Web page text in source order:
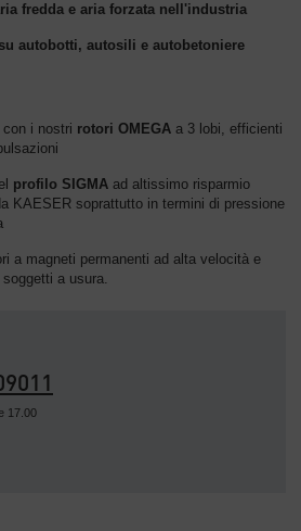
fredda e aria forzata nell'industria
autobotti, autosili e autobetoniere
con i nostri rotori OMEGA a 3 lobi, efficienti
profilo SIGMA ad altissimo risparmio
KAESER soprattutto in termini di pressione
a magneti permanenti ad alta velocità e
a usura.
17.00